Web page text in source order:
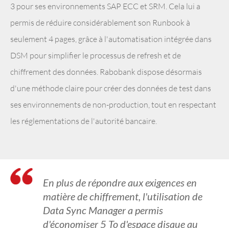
3 pour ses environnements SAP ECC et SRM. Cela lui a
permis de réduire considérablement son Runbook à
seulement 4 pages, grâce à l'automatisation intégrée dans
DSM pour simplifier le processus de refresh et de
chiffrement des données. Rabobank dispose désormais
d'une méthode claire pour créer des données de test dans
ses environnements de non-production, tout en respectant
les réglementations de l'autorité bancaire.
En plus de répondre aux exigences en
matière de chiffrement, l'utilisation de
Data Sync Manager a permis
d'économiser 5 To d'espace disque au